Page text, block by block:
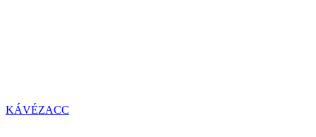
KÁVÉZACC